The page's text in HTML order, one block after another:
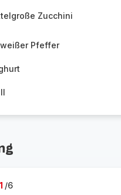
Zucchini
Pfeffer
/6